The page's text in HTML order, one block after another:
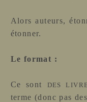
Alors auteurs,
étonner.
Le format :
Ce sont DES
terme (donc pas